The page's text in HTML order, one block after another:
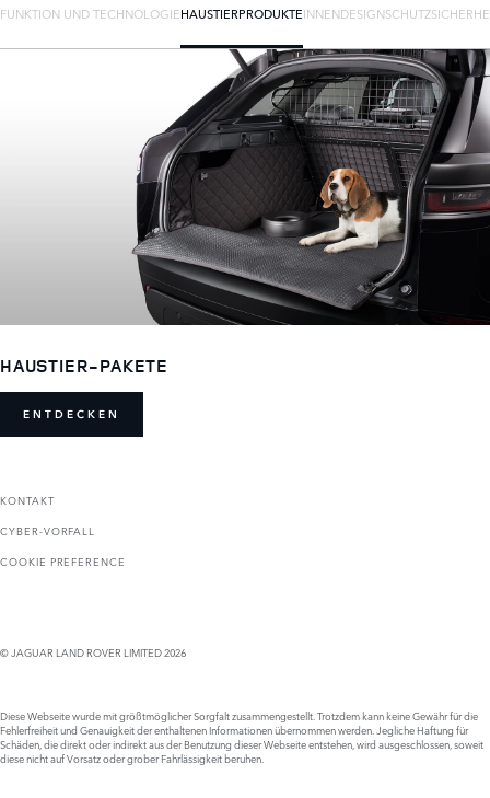
FUNKTION UND TECHNOLOGIEHAUSTIERPRODUKTEINNENDESIGNSCHUTZ
HAUSTIER-PAKETE
ENTDECKEN
KONTAKT
CYBER-VORFALL
COOKIE PREFERENCE
© JAGUAR LAND ROVER LIMITED 2026
Diese Webseite wurde mit größtmöglicher Sorgfalt zusammengestellt. Trotzdem kann keine Gewähr für die
Fehlerfreiheit und Genauigkeit der enthaltenen Informationen übernommen werden. Jegliche Haftung für
Schäden, die direkt oder indirekt aus der Benutzung dieser Webseite entstehen, wird ausgeschlossen, soweit
diese nicht auf Vorsatz oder grober Fahrlässigkeit beruhen.